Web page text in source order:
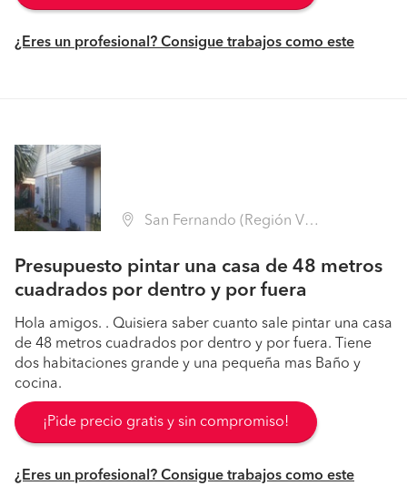
¿Eres un profesional? Consigue trabajos como este
San Fernando (Región VI Libertador B. O'Higgins - Colchagua)
Presupuesto pintar una casa de 48 metros
cuadrados por dentro y por fuera
Hola amigos. . Quisiera saber cuanto sale pintar una casa
de 48 metros cuadrados por dentro y por fuera. Tiene
dos habitaciones grande y una pequeña mas Baño y
cocina.
¡Pide precio gratis y sin compromiso!
¿Eres un profesional? Consigue trabajos como este